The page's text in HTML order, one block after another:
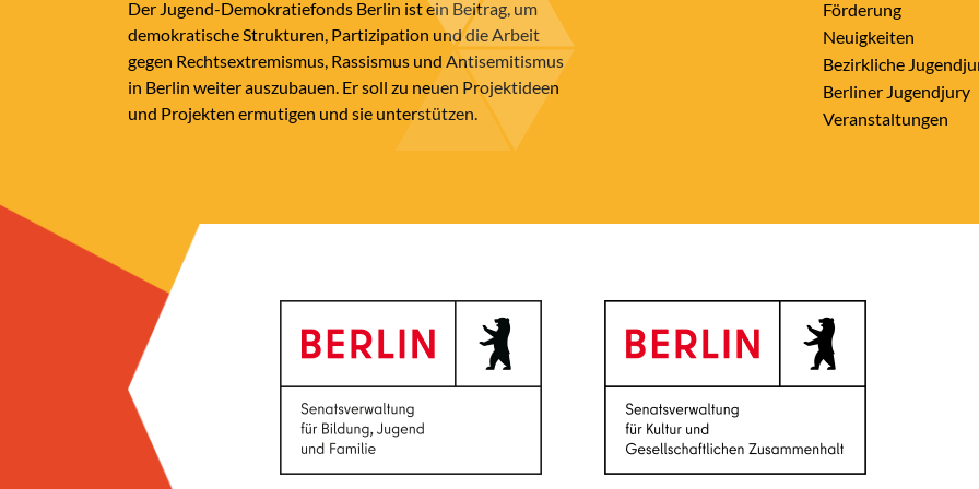
Der Jugend-Demokratiefonds Berlin ist ein Beitrag, um
demokratische Strukturen, Partizipation und die Arbeit
gegen Rechtsextremismus, Rassismus und Antisemitismus
in Berlin weiter auszubauen. Er soll zu neuen Projektideen
und Projekten ermutigen und sie unterstützen.
Förderung
Neuigkeiten
Bezirkliche
Berliner Jugendjury
Veranstaltungen